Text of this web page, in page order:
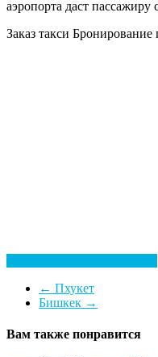
аэропорта даст
Заказ такси Бронирование
← Пхукет
Бишкек →
Вам также понравится